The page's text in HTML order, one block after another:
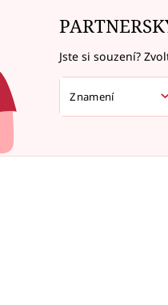
Jste si souzení?